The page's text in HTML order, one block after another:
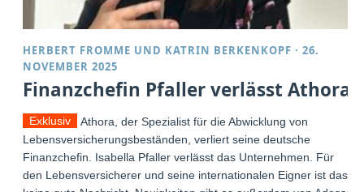
HERBERT FROMME UND KATRIN BERKENKOPF ·26.
NOVEMBER 2025
Finanzchefin Pfaller verlässt Athora
Exklusiv
Athora, der Spezialist für die Abwicklung von
Lebensversicherungsbeständen, verliert seine deutsche
Finanzchefin. Isabella Pfaller verlässt das Unternehmen. Für
den Lebensversicherer und seine internationalen Eigner ist das